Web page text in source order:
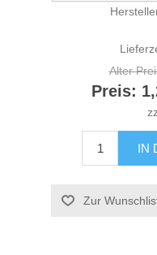
Alter
Preis: